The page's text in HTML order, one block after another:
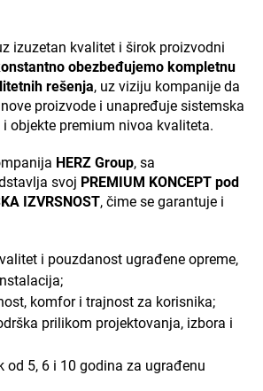
izuzetan kvalitet i širok proizvodni
obezbeđujemo kompletnu
rešenja, uz viziju kompanije da
proizvode i unapređuje sistemska
i objekte premium nivoa kvaliteta.
HERZ Group, sa
svoj PREMIUM KONCEPT pod
IZVRSNOST, čime se garantuje i
i pouzdanost ugrađene opreme,
komfor i trajnost za korisnika;
prilikom projektovanja, izbora i
od 5, 6 i 10 godina za ugrađenu